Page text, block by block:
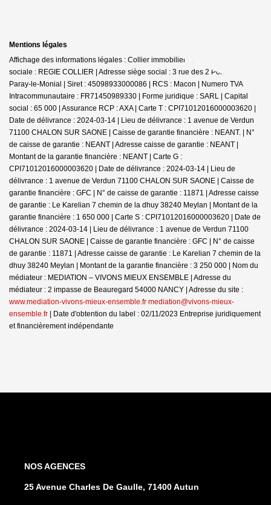
Mentions légales
Affichage des informations légales : Collier immobilier - Paray | Raison
sociale : REGIE COLLIER | Adresse siège social : 3 rue des 2 Ponts - 71600
Paray-le-Monial | Siret : 45098933000086 | RCS : Macon | Numero TVA
Intracommunautaire : FR71450989330 | Forme juridique : SARL | Capital
social : 65 000 | Assurance RCP : AXA | Carte T : CPI71012016000003620 |
Date de délivrance : 2024-03-14 | Lieu de délivrance : 1 avenue de Verdun
71100 CHALON SUR SAONE | Caisse de garantie financière : NEANT. | N°
de caisse de garantie : NEANT | Adresse caisse de garantie : NEANT |
Montant de la garantie financière : NEANT | Carte G :
CPI71012016000003620 | Date de délivrance : 2024-03-14 | Lieu de
délivrance : 1 avenue de Verdun 71100 CHALON SUR SAONE | Caisse de
garantie financière : GFC | N° de caisse de garantie : 11871 | Adresse caisse
de garantie : Le Karelian 7 chemin de la dhuy 38240 Meylan | Montant de la
garantie financière : 1 650 000 | Carte S : CPI71012016000003620 | Date de
délivrance : 2024-03-14 | Lieu de délivrance : 1 avenue de Verdun 71100
CHALON SUR SAONE | Caisse de garantie financière : GFC | N° de caisse
de garantie : 11871 | Adresse caisse de garantie : Le Karelian 7 chemin de la
dhuy 38240 Meylan | Montant de la garantie financière : 3 250 000 | Nom du
médiateur : MEDIATION – VIVONS MIEUX ENSEMBLE | Adresse du
médiateur : 2 impasse de Beauregard 54000 NANCY | Adresse du site :
www.mediation-vivons-mieux-ensemble.fr mediation@vivons-mieux-
ensemble.fr | Date d'obtention du label : 02/11/2023 Entreprise juridiquement
et financièrement indépendante
NOS AGENCES
25 Avenue Charles De Gaulle, 71400 Autun